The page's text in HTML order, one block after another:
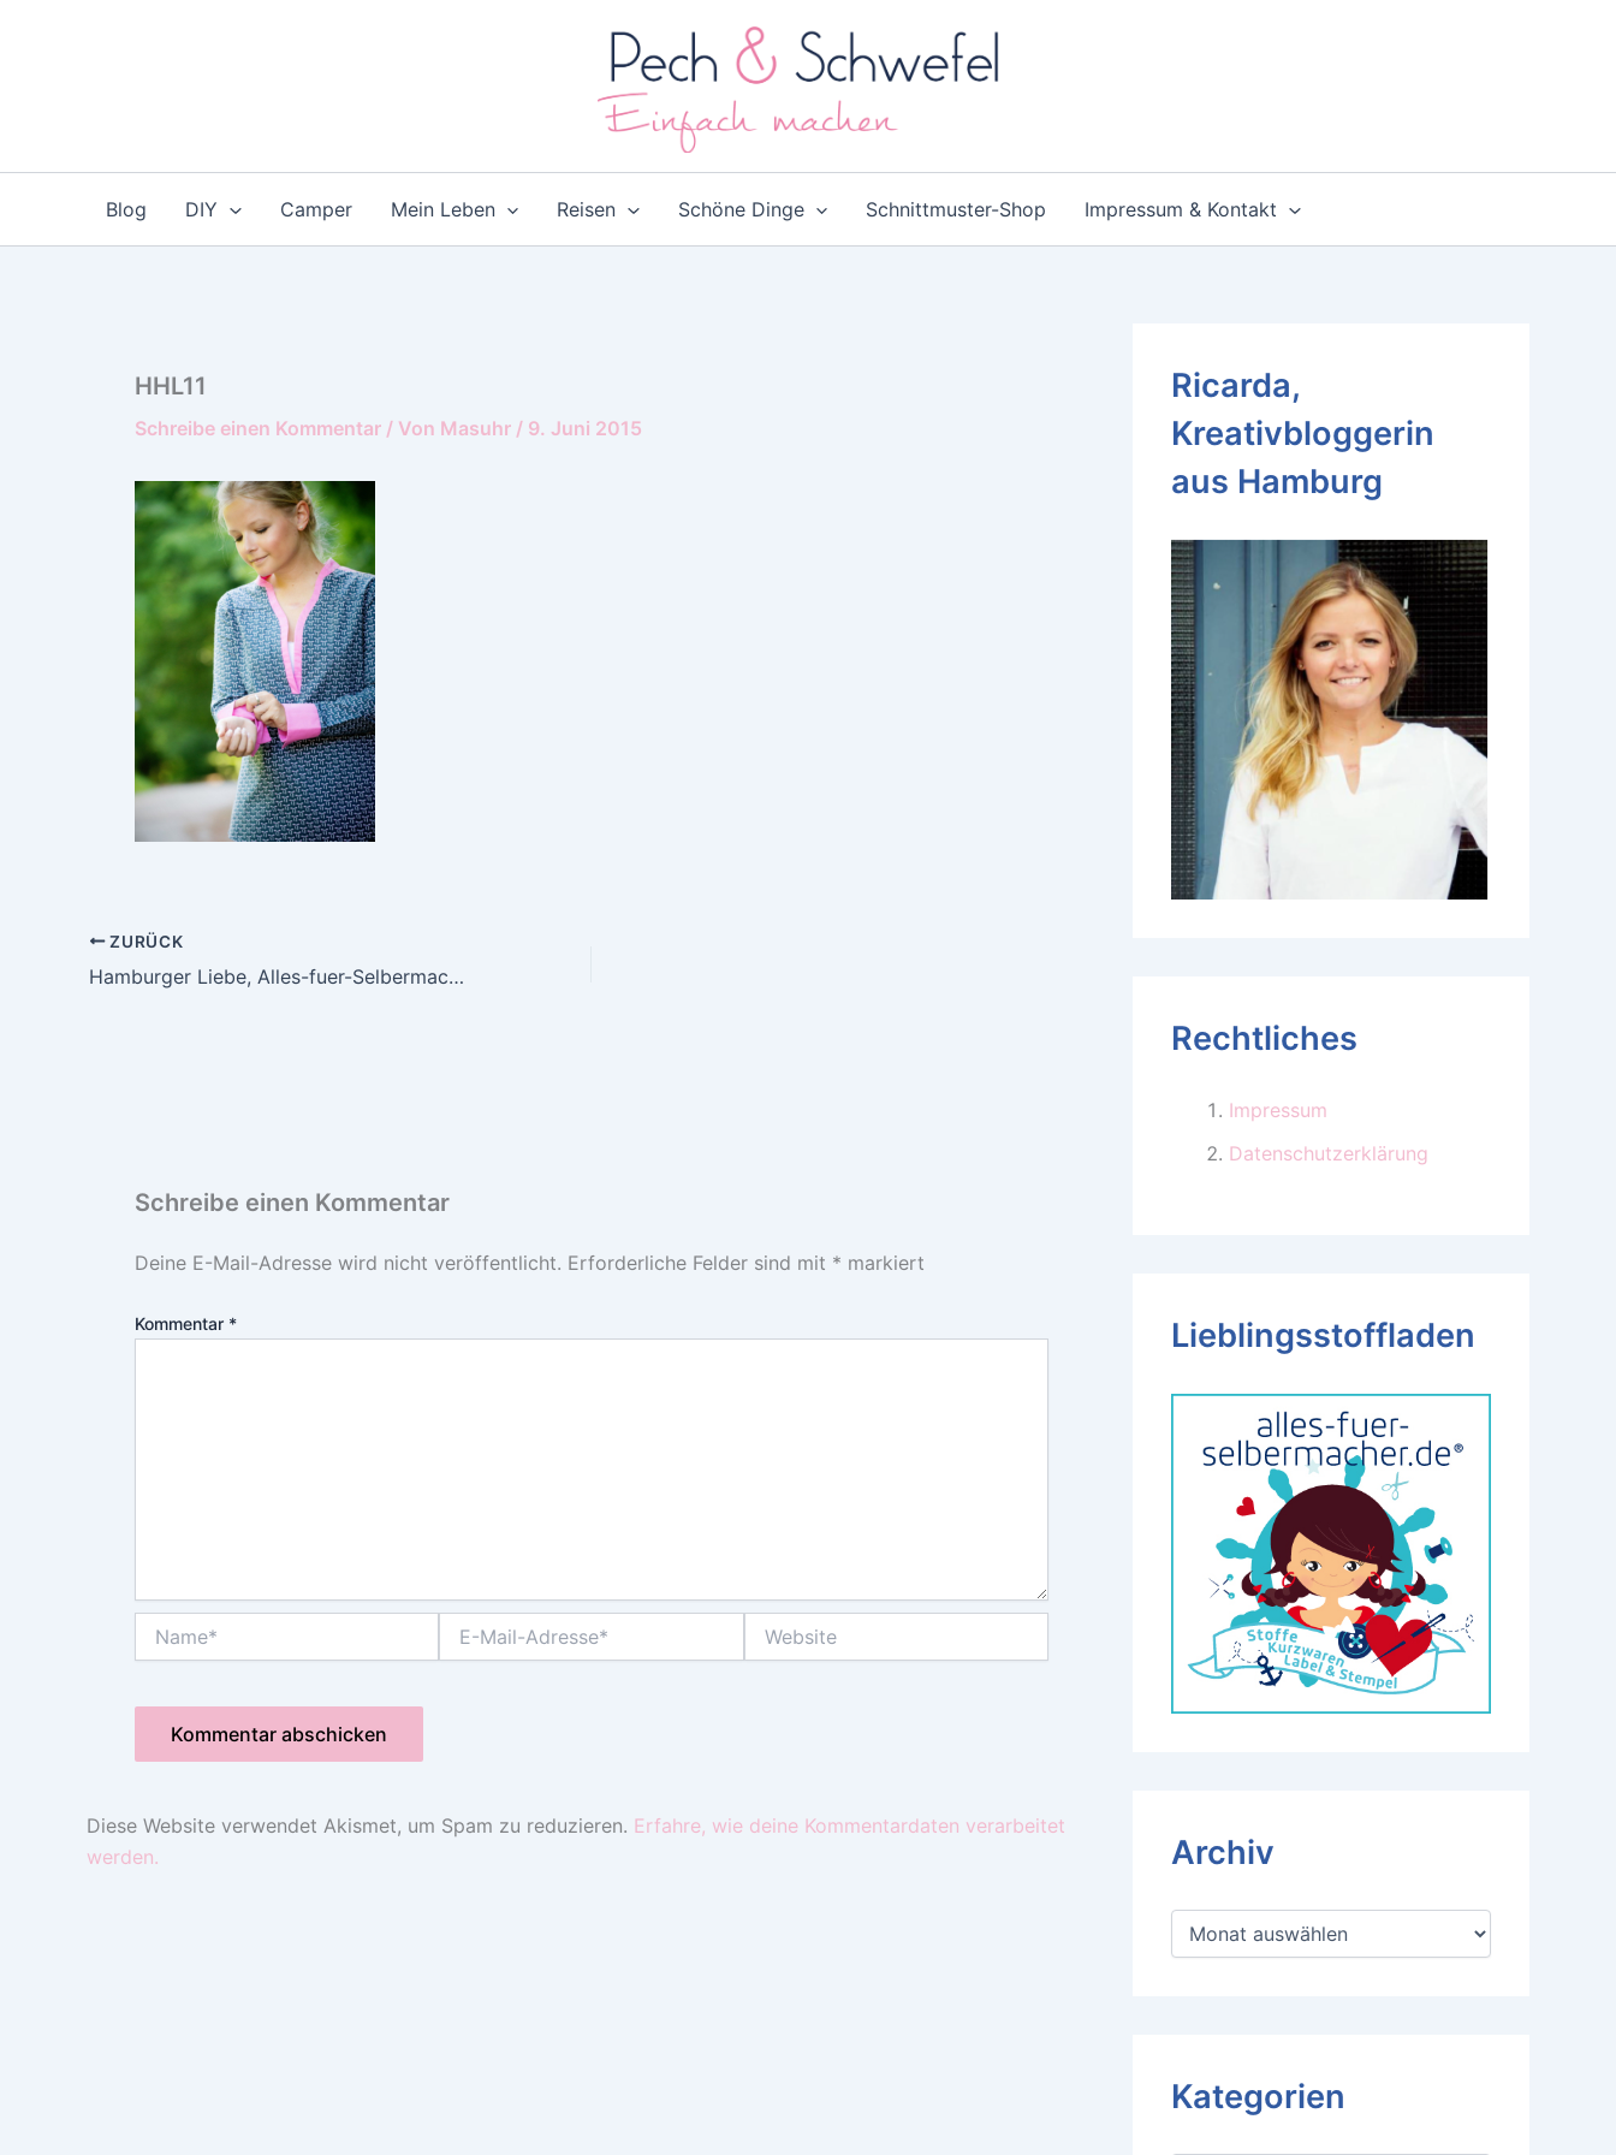
Blog DIY Camper Mein Leben Reisen Schöne Dinge Schnittmuster-Shop Impressum & Kontakt
HHL11
Schreibe einen Kommentar / Von Masuhr / 9. Juni 2015
ZURÜCK
Hamburger Liebe, Alles-fuer-Selbermacher und neue Stoffe
Schreibe einen Kommentar
Deine E-Mail-Adresse wird nicht veröffentlicht. Erforderliche Felder sind mit * markiert
Kommentar *
Mail-
Diese Website verwendet Akismet, um Spam zu reduzieren. Erfahre, wie deine Kommentardaten verarbeitet
werden.
Ricarda,
Kreativbloggerin
aus Hamburg
Rechtliches
Impressum
Datenschutzerklärung
Lieblingsstoffladen
Archiv
A
Kategorien